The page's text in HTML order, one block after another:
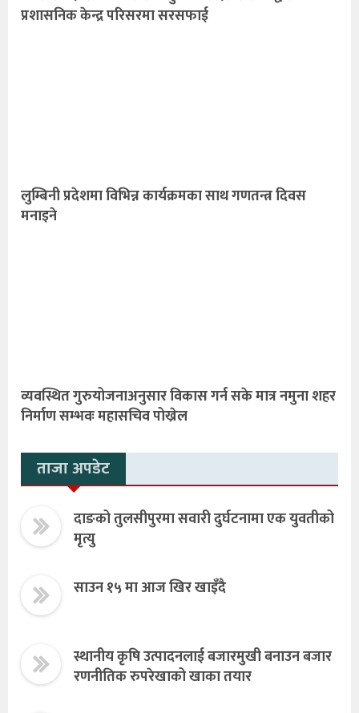
प्रशासनिक केन्द्र परिसरमा सरसफाई
लुम्बिनी प्रदेशमा विभिन्न कार्यक्रमका साथ गणतन्त्र दिवस
मनाइने
व्यवस्थित गुरुयोजनाअनुसार विकास गर्न सके मात्र नमुना शहर
निर्माण सम्भवः महासचिव पोख्रेल
ताजा अपडेट
दाङको तुलसीपुरमा सवारी दुर्घटनामा एक युवतीको
मृत्यु
साउन १५ मा आज खिर खाइँदै
स्थानीय कृषि उत्पादनलाई बजारमुखी बनाउन बजार
रणनीतिक रुपरेखाको खाका तयार